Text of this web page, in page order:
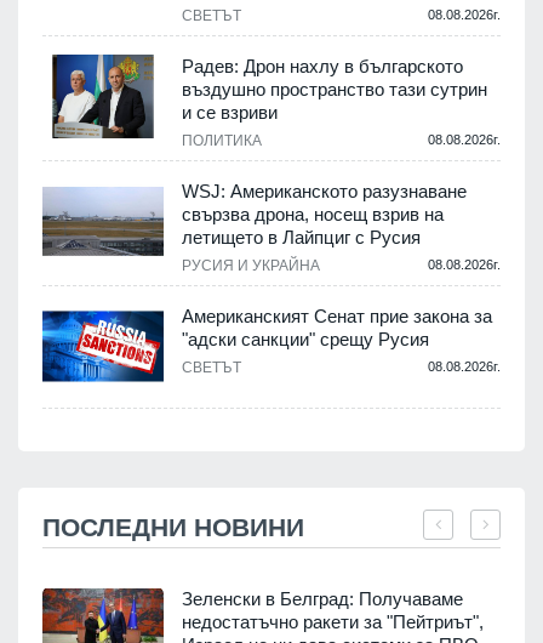
СВЕТЪТ 08.08.2026г.
Радев: Дрон нахлу в българското
въздушно пространство тази сутрин
и се взриви
ПОЛИТИКА 08.08.2026г.
WSJ: Американското разузнаване
свързва дрона, носещ взрив на
летището в Лайпциг с Русия
РУСИЯ И УКРАЙНА 08.08.2026г.
Американският Сенат прие закона за
"адски санкции" срещу Русия
СВЕТЪТ 08.08.2026г.
ПОСЛЕДНИ НОВИНИ
Зеленски в Белград: Получаваме
недостатъчно ракети за "Пейтриът",